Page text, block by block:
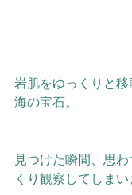
岩肌をゆっくりと
海の宝石。
見つけた瞬間、思
くり観察してしまい